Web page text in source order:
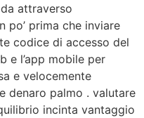
attraverso
po’ prima che inviare
codice di accesso del
e l’app mobile per
e velocemente
denaro palmo . valutare
incinta vantaggio